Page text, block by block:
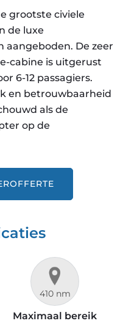
grootste civiele
de luxe
aangeboden. De zeer
cabine is uitgerust
6-12 passagiers.
en betrouwbaarheid
als de
op de
410 nm
Maximaal bereik